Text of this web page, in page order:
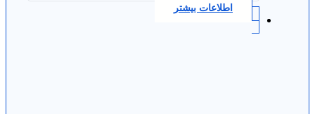
اطلاعات بیشتر